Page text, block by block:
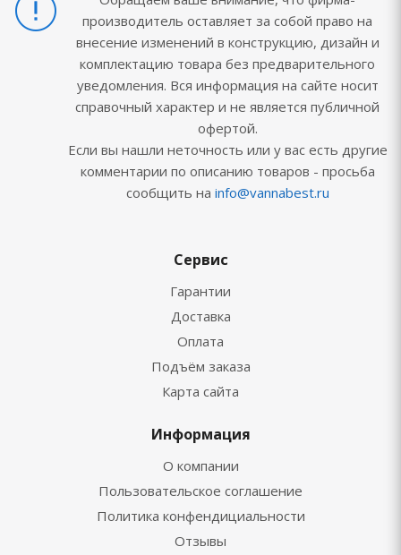
производитель оставляет за собой право на
внесение изменений в конструкцию, дизайн и
комплектацию товара без предварительного
уведомления. Вся информация на сайте носит
справочный характер и не является публичной
офертой.
Если вы нашли неточность или у вас есть другие
комментарии по описанию товаров - просьба
сообщить на info@vannabest.ru
Сервис
Гарантии
Доставка
Оплата
Подъём заказа
Карта сайта
Информация
О компании
Пользовательское соглашение
Политика конфендициальности
Отзывы